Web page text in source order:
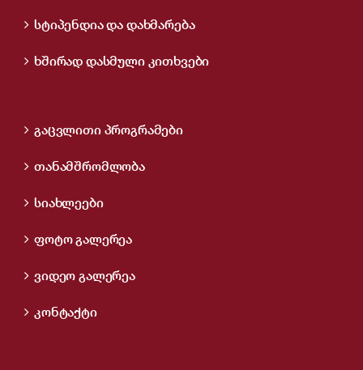
სტიპენდია და დახმარება
ხშირად დასმული კითხვები
გაცვლითი პროგრამები
თანამშრომლობა
სიახლეები
ფოტო გალერეა
ვიდეო გალერეა
კონტაქტი